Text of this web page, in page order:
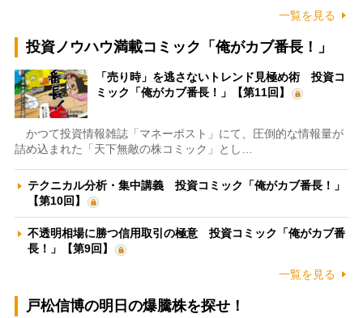
一覧を見る
投資ノウハウ満載コミック「俺がカブ番長！」
「売り時」を逃さないトレンド見極め術 投資コ
ミック「俺がカブ番長！」【第11回】
かつて投資情報雑誌「マネーポスト」にて、圧倒的な情報量が
詰め込まれた「天下無敵の株コミック」とし…
テクニカル分析・集中講義 投資コミック「俺がカブ番長！」
【第10回】
不透明相場に勝つ信用取引の極意 投資コミック「俺がカブ番
長！」【第9回】
一覧を見る
戸松信博の明日の爆騰株を探せ！